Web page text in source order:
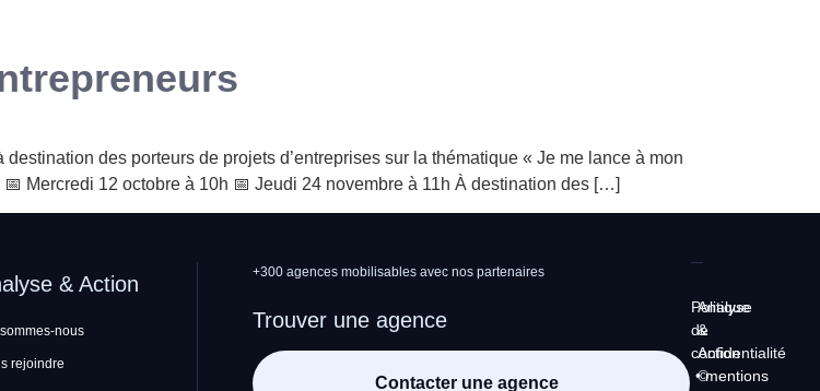
des porteurs de projets d’entreprises sur la thématique « Je me lance à mon
Mercredi 12 octobre à 10h 📅 Jeudi 24 novembre à 11h À destination des […]
& Action
nous
rejoindre
+300 agences mobilisables avec nos partenaires
Trouver une agence
Contacter une agence
Politique
de
confidentialité
•mentions
Analyse
&
Action
©